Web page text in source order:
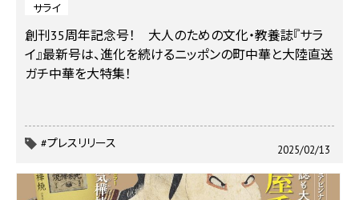
サライ
創刊35周年記念号！ 大人のための文化・教養誌『サラ
イ』最新号は、進化を続けるニッポンの町中華と大陸直送
ガチ中華を大特集！
2025/02/13
#プレスリリース